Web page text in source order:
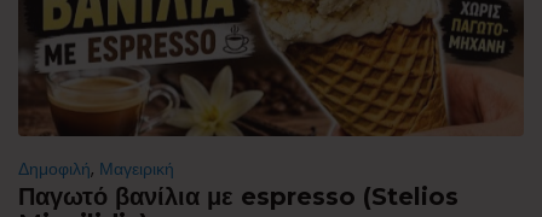
Δημοφιλή, Μαγειρική
Παγωτό βανίλια με espresso (Stelios